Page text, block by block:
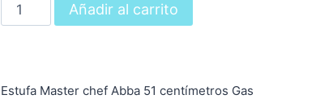
Añadir al carrito
Estufa Master chef Abba 51 centímetros Gas